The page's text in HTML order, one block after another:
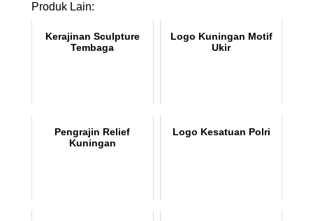
Produk Lain:
Kerajinan Sculpture
Tembaga
Logo Kuningan Motif
Ukir
Pengrajin Relief
Kuningan
Logo Kesatuan Polri